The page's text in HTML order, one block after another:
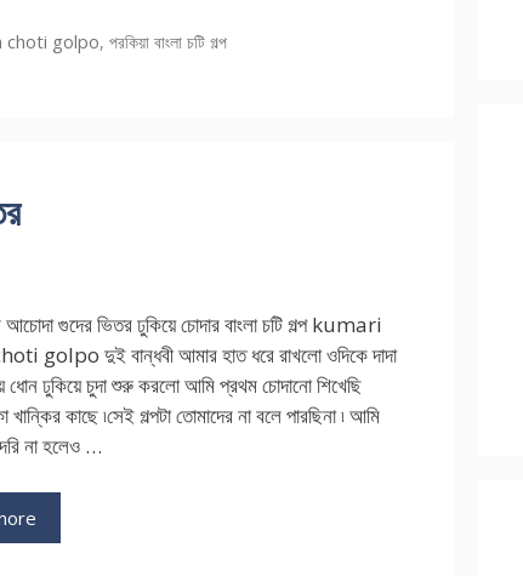
choti golpo,পরকিয়া বাংলা চটি গল্প
আচোদা গুদের ভিতর ঢুকিয়ে চোদার বাংলা চটি গল্প kumari
golpo দুই বান্ধবী আমার হাত ধরে রাখলো ওদিকে দাদা
ধোন ঢুকিয়ে চুদা শুরু করলো আমি প্রথম চোদানো শিখেছি
কাছে ৷সেই গল্পটা তোমাদের না বলে পারছিনা ৷ আমি
না হলেও …